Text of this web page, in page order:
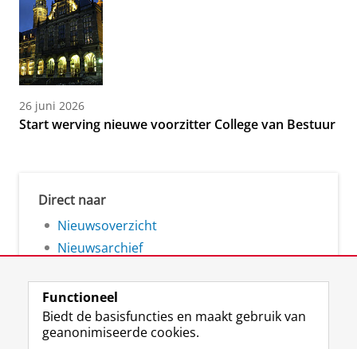
26 juni 2026
Start werving nieuwe voorzitter College van Bestuur
Direct naar
Nieuwsoverzicht
Nieuwsarchief
Functioneel
Biedt de basisfuncties en maakt gebruik van
geanonimiseerde cookies.